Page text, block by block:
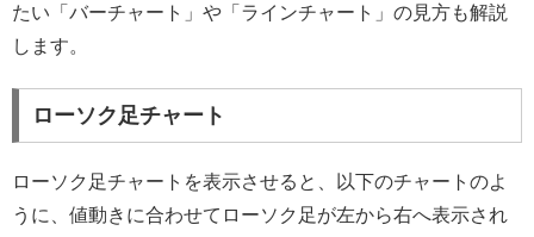
たい「バーチャート」や「ラインチャート」の見方も解説
します。
ローソク足チャート
ローソク足チャートを表示させると、以下のチャートのよ
うに、値動きに合わせてローソク足が左から右へ表示され